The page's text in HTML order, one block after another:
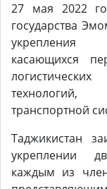
27 мая 2022
государства
укрепления
касающихся
технологий,
транспортной
Таджикистан
укреплении
каждым из